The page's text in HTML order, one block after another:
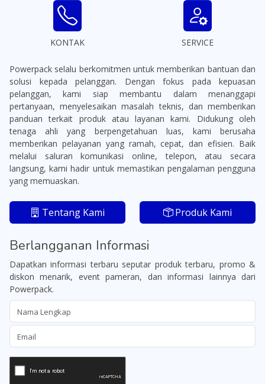
KONTAK SERVICE
Powerpack selalu berkomitmen untuk memberikan bantuan dan
solusi kepada pelanggan. Dengan fokus pada kepuasan
pelanggan, kami siap membantu dalam menanggapi
pertanyaan, menyelesaikan masalah teknis, dan memberikan
panduan terkait produk atau layanan kami. Didukung oleh
tenaga ahli yang berpengetahuan luas, kami berusaha
memberikan pelayanan yang ramah, cepat, dan efisien. Baik
melalui saluran komunikasi online, telepon, atau secara
langsung, kami hadir untuk memastikan pengalaman pengguna
yang memuaskan.
Tentang Kami Produk Kami
Berlangganan Informasi
Dapatkan informasi terbaru seputar produk terbaru, promo &
diskon menarik, event pameran, dan informasi lainnya dari
Powerpack.